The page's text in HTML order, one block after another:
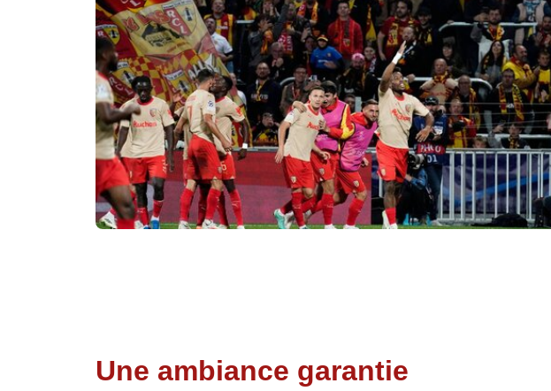
Une ambiance garantie